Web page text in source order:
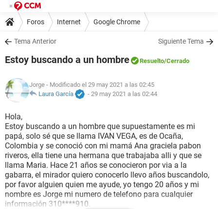
Foros Internet Google Chrome
Tema Anterior Siguiente Tema
Estoy buscando a un hombre Resuelto/Cerrado
Jorge - Modificado el 29 may 2021 a las 02:45
Laura García
- 29 may 2021 a las 02:44
Hola,
Estoy buscando a un hombre que supuestamente es mi
papá, solo sé que se llama IVAN VEGA, es de Ocaña,
Colombia y se conoció con mi mamá Ana graciela pabon
riveros, ella tiene una hermana que trabajaba alli y que se
llama Maria. Hace 21 años se conocieron por via a la
gabarra, el mirador quiero conocerlo llevo años buscandolo,
por favor alguien quien me ayude, yo tengo 20 años y mi
nombre es Jorge mi numero de telefono para cualquier
información 310****910.